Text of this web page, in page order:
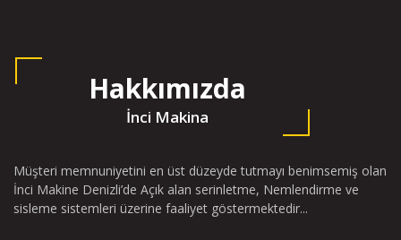
Hakkımızda
İnci Makina
Müşteri memnuniyetini en üst düzeyde tutmayı benimsemiş olan
İnci Makine Denizli’de Açık alan serinletme, Nemlendirme ve
sisleme sistemleri üzerine faaliyet göstermektedir...